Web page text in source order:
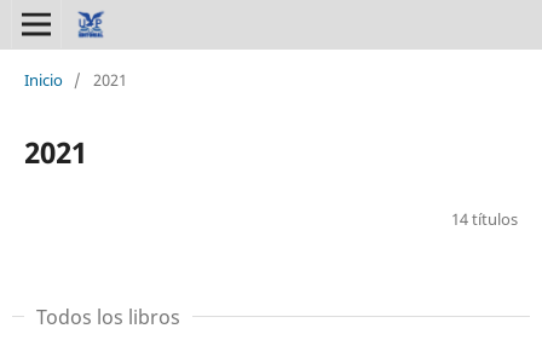
Inicio / 2021
2021
14 títulos
Todos los libros